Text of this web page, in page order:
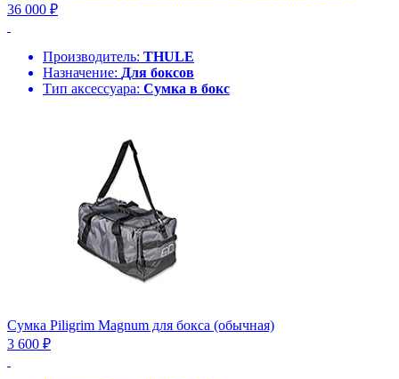
36 000 ₽
Производитель: THULE
Назначение: Для боксов
Тип аксессуара: Сумка в бокс
Сумка Piligrim Magnum для бокса (обычная)
3 600 ₽